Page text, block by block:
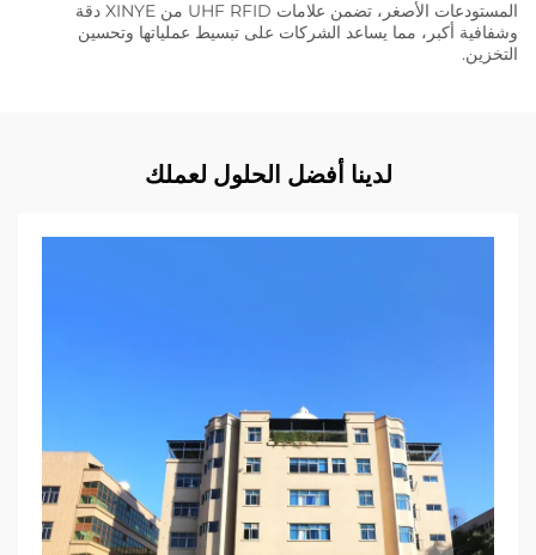
المستودعات الأصغر، تضمن علامات UHF RFID من XINYE دقة
وشفافية أكبر، مما يساعد الشركات على تبسيط عملياتها وتحسين
التخزين.
لدينا أفضل الحلول لعملك